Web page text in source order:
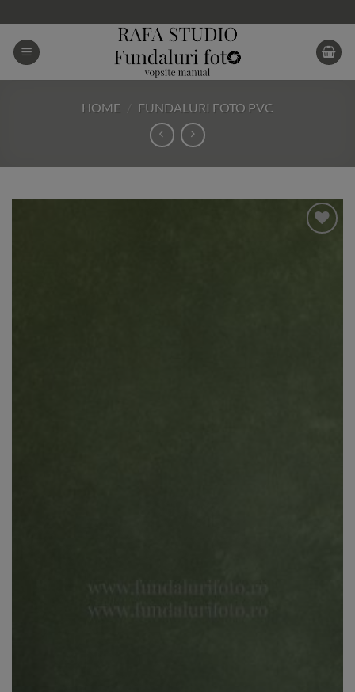
to
content
HOME FUNDALURI FOTO PVC